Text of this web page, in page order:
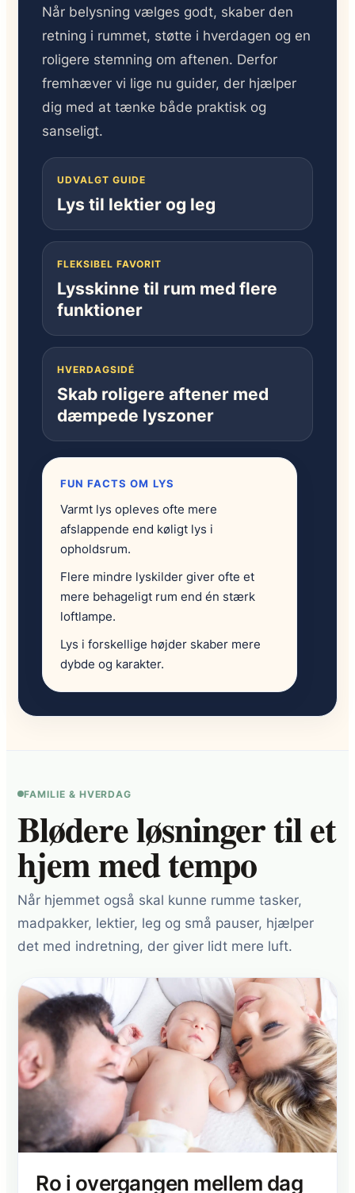
Når belysning vælges godt, skaber den
retning i rummet, støtte i hverdagen og en
roligere stemning om aftenen. Derfor
fremhæver vi lige nu guider, der hjælper
dig med at tænke både praktisk og
sanseligt.
UDVALGT GUIDE
Lys til lektier og leg
FLEKSIBEL FAVORIT
Lysskinne til rum med flere
funktioner
HVERDAGSIDÉ
Skab roligere aftener med
dæmpede lyszoner
FUN FACTS OM LYS
Varmt lys opleves ofte mere
afslappende end køligt lys i
opholdsrum.
Flere mindre lyskilder giver ofte et
mere behageligt rum end én stærk
loftlampe.
Lys i forskellige højder skaber mere
dybde og karakter.
FAMILIE & HVERDAG
Blødere løsninger til et
hjem med tempo
Når hjemmet også skal kunne rumme tasker,
madpakker, lektier, leg og små pauser, hjælper
det med indretning, der giver lidt mere luft.
Ro i overgangen mellem dag